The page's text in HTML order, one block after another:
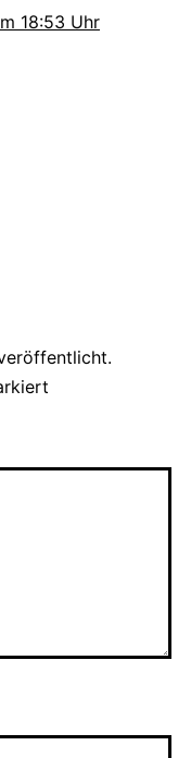
18:53 Uhr